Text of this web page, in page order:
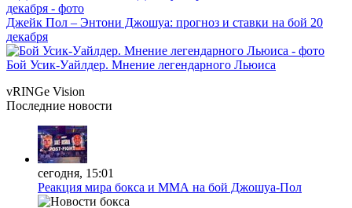
Джейк Пол – Энтони Джошуа: прогноз и ставки на бой 20
декабря
Бой Усик-Уайлдер. Мнение легендарного Льюиса
vRINGe Vision
Последние новости
сегодня, 15:01
Реакция мира бокса и ММА на бой Джошуа-Пол